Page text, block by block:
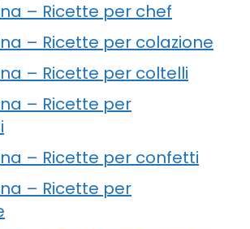
– Ricette per chef
– Ricette per colazione
– Ricette per coltelli
– Ricette per
– Ricette per confetti
– Ricette per